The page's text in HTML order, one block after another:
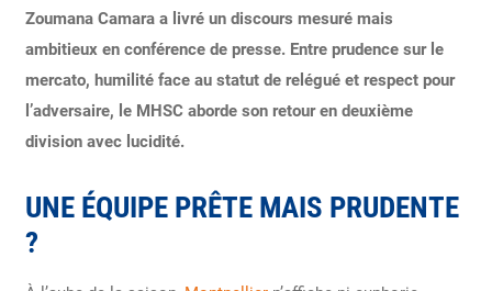
Zoumana Camara a livré un discours mesuré mais
ambitieux en conférence de presse. Entre prudence sur le
mercato, humilité face au statut de relégué et respect pour
l’adversaire, le MHSC aborde son retour en deuxième
division avec lucidité.
UNE ÉQUIPE PRÊTE MAIS PRUDENTE
?